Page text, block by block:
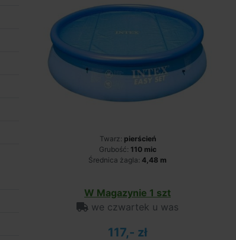
Twarz: pierścień
Grubość: 110 mic
Średnica żagla: 4,48 m
W Magazynie 1 szt
we czwartek u was
117,- zł